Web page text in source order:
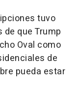
tuvo
que Trump
Oval como
de
pueda estar